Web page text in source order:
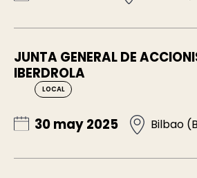
JUNTA GENERAL DE
IBERDROLA
LOCAL
30 may 2025 Bilbao